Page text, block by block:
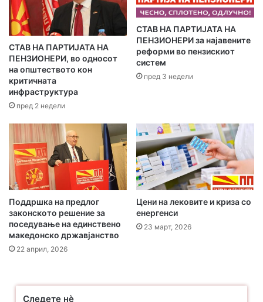
л
а
д
р
е
с
а
т
а
СТАВ НА ПАРТИЈАТА НА
ПЕНЗИОНЕРИ, во односот
на општеството кон
критичната
инфраструктура
пред 2 недели
​СТАВ НА ПАРТИЈАТА НА
ПЕНЗИОНЕРИ за најавените
реформи во пензискиот
систем
пред 3 недели
Поддршка на предлог
законското решение за
поседување на единствено
македонско државјанство
22 април, 2026
Цени на лековите и криза со
енергенси
23 март, 2026
Следете нѐ